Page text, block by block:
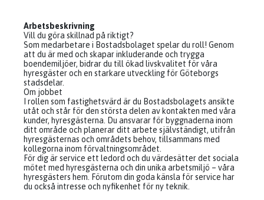
Arbetsbeskrivning
Vill du göra skillnad på riktigt?
Som medarbetare i Bostadsbolaget spelar du roll! Genom
att du är med och skapar inkluderande och trygga
boendemiljöer, bidrar du till ökad livskvalitet för våra
hyresgäster och en starkare utveckling för Göteborgs
stadsdelar.
Om jobbet
I rollen som fastighetsvärd är du Bostadsbolagets ansikte
utåt och står för den största delen av kontakten med våra
kunder, hyresgästerna. Du ansvarar för byggnaderna inom
ditt område och planerar ditt arbete självständigt, utifrån
hyresgästernas och områdets behov, tillsammans med
kollegorna inom förvaltningsområdet.
För dig är service ett ledord och du värdesätter det sociala
mötet med hyresgästerna och din unika arbetsmiljö – våra
hyresgästers hem. Förutom din goda känsla för service har
du också intresse och nyfikenhet för ny teknik.